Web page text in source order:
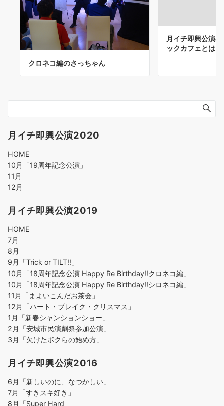
クロネコ編のさっちゃん
月イチ即興公演
ックカフェとは？
月イチ即興公演2020
HOME
10月「19周年記念公演」
11月
12月
月イチ即興公演2019
HOME
7月
8月
9月「Trick or TILT!!」
10月「18周年記念公演 Happy Re Birthday!!クロネコ編」
10月「18周年記念公演 Happy Re Birthday!!シロネコ編」
11月「まよいこんだお茶会」
12月「ハート・ブレイク・クリスマス」
1月「新春シャンションショー」
2月「安城市民演劇祭参加公演」
3月「欠けたボクらの始め方」
月イチ即興公演2016
6月「新しいのに、なつかしい」
7月「すきスキ好き」
8月「Super Hard」